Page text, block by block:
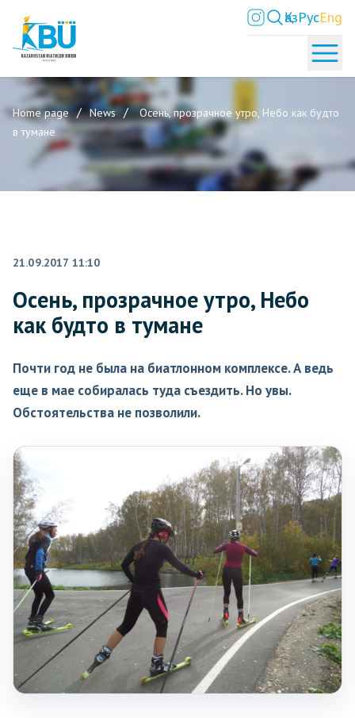
ҚазРусEng
Home page News
Осень, прозрачное утро, Небо как будто
в тумане
21.09.2017 11:10
Осень, прозрачное утро, Небо
как будто в тумане
​Почти год не была на биатлонном комплексе. А ведь
еще в мае собиралась туда съездить. Но увы.
Обстоятельства не позволили.